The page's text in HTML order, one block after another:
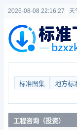
2026-08-08 22:16:28 天
标准图集 地方标
工程咨询（投资）